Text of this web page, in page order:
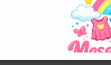
mosolygós zöld hernyó
választás, kisfiúknak és